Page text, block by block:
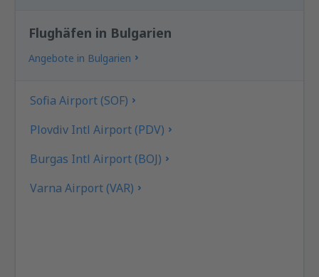
Flughäfen in Bulgarien
Angebote in Bulgarien
Sofia Airport (SOF)
Plovdiv Intl Airport (PDV)
Burgas Intl Airport (BOJ)
Varna Airport (VAR)